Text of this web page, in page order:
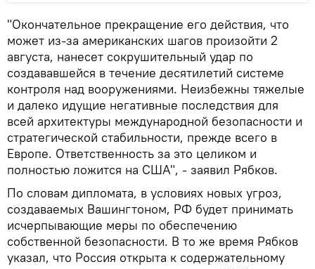
"Окончательное прекращение его действия, что
может из-за американских шагов произойти 2
августа, нанесет сокрушительный удар по
создававшейся в течение десятилетий системе
контроля над вооружениями. Неизбежны тяжелые
и далеко идущие негативные последствия для
всей архитектуры международной безопасности и
стратегической стабильности, прежде всего в
Европе. Ответственность за это целиком и
полностью ложится на США", - заявил Рябков.
По словам дипломата, в условиях новых угроз,
создаваемых Вашингтоном, РФ будет принимать
исчерпывающие меры по обеспечению
собственной безопасности. В то же время Рябков
указал, что Россия открыта к содержательному